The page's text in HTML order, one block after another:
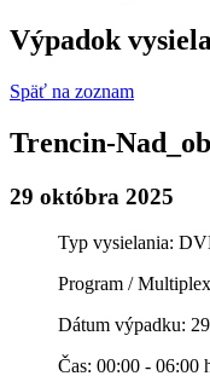
Výpadok
Späť na zoznam
Trencin-
29 októbra 2025
Typ vysielania:
Program /
Dátum výpadku:
Čas: 00:00 - 06:00